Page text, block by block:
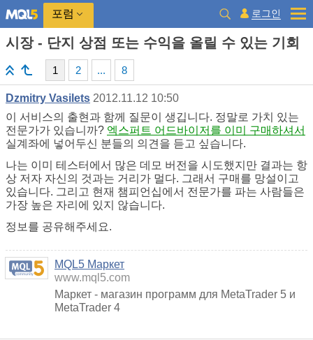
포럼 로그인
시장 - 단지 상점 또는 수익을 올릴 수 있는 기회
1 2 ... 8
Dzmitry Vasilets 2012.11.12 10:50
이 서비스의 출현과 함께 질문이 생깁니다. 정말로 가치 있는
전문가가 있습니까? 엑스퍼트 어드바이저를 이미 구매하셔서
실계좌에 넣어두신 분들의 의견을 듣고 싶습니다.
나는 이미 테스터에서 많은 데모 버전을 시도했지만 결과는 항
상 저자 자신의 것과는 거리가 멀다. 그래서 구매를 망설이고
있습니다. 그리고 현재 챔피언십에서 전문가를 파는 사람들은
가장 높은 자리에 있지 않습니다.
정보를 공유해주세요.
MQL5 Маркет
www.mql5.com
Маркет - магазин программ для MetaTrader 5 и
MetaTrader 4